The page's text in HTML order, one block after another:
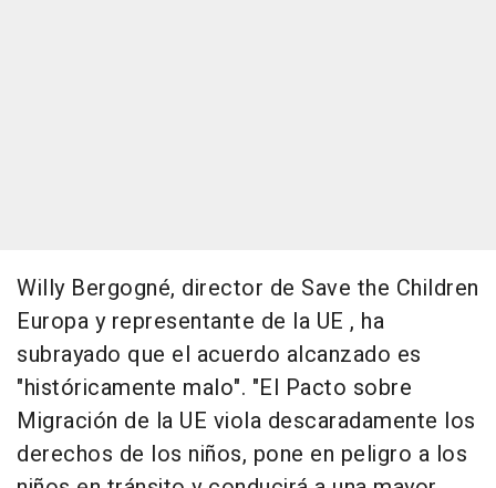
Willy Bergogné, director de Save the Children
Europa y representante de la UE , ha
subrayado que el acuerdo alcanzado es
"históricamente malo". "El Pacto sobre
Migración de la UE viola descaradamente los
derechos de los niños, pone en peligro a los